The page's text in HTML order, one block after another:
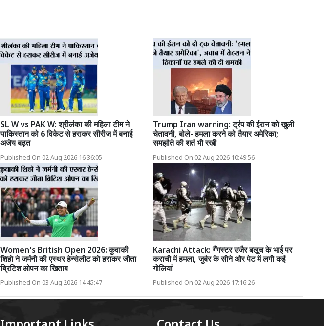
SL W vs PAK W: श्रीलंका की महिला टीम ने
पाकिस्तान को 6 विकेट से हराकर सीरीज में बनाई
अजेय बढ़त
Published On 02 Aug 2026 16:36:05
Trump Iran warning: ट्रंप की ईरान को खुली
चेतावनी, बोले- हमला करने को तैयार अमेरिका;
समझौते की शर्त भी रखी
Published On 02 Aug 2026 10:49:56
Women's British Open 2026: कुवाकी
शिहो ने जर्मनी की एस्थर हेन्सेलीट को हराकर जीता
ब्रिटिश ओपन का खिताब
Published On 03 Aug 2026 14:45:47
Karachi Attack: गैंगस्टर उजैर बलूच के भाई पर
कराची में हमला, जुबैर के सीने और पेट में लगी कई
गोलियां
Published On 02 Aug 2026 17:16:26